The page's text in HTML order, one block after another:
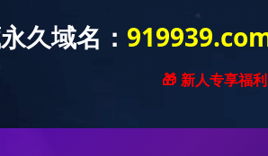
新闻中心 产品服务